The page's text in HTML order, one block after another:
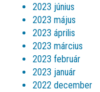
2023 június
2023 május
2023 április
2023 március
2023 február
2023 január
2022 december